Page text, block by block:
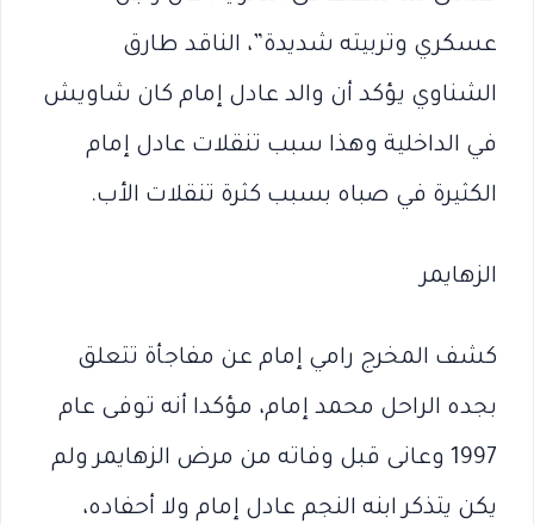
عسكري وتربيته شديدة”، الناقد طارق
الشناوي يؤكد أن والد عادل إمام كان شاويش
في الداخلية وهذا سبب تنقلات عادل إمام
الكثيرة في صباه بسبب كثرة تنقلات الأب.
الزهايمر
كشف المخرج رامي إمام عن مفاجأة تتعلق
بجده الراحل محمد إمام، مؤكدا أنه توفى عام
1997 وعانى قبل وفاته من مرض الزهايمر ولم
يكن يتذكر ابنه النجم عادل إمام ولا أحفاده،